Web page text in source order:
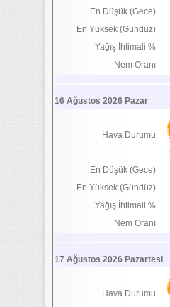
En Düşük (Gece)
En Yüksek (Gündüz)
Yağış İhtimali %
Nem Oranı
16 Ağustos 2026 Pazar
Hava Durumu
En Düşük (Gece)
En Yüksek (Gündüz)
Yağış İhtimali %
Nem Oranı
17 Ağustos 2026 Pazartesi
Hava Durumu